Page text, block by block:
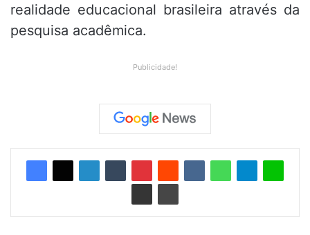
realidade educacional brasileira através da
pesquisa acadêmica.
Publicidade!